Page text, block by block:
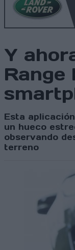
Y
Range
Esta
un hueco
observando
terreno